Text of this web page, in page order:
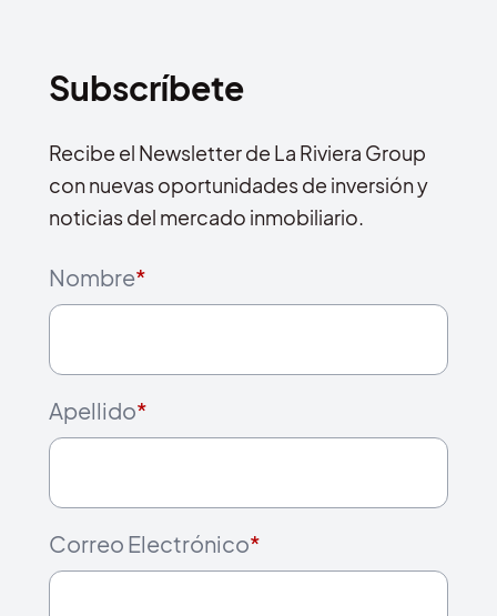
Subscríbete
Recibe el Newsletter de La Riviera Group
con nuevas oportunidades de inversión y
noticias del mercado inmobiliario.
Nombre*
Apellido*
Correo Electrónico*